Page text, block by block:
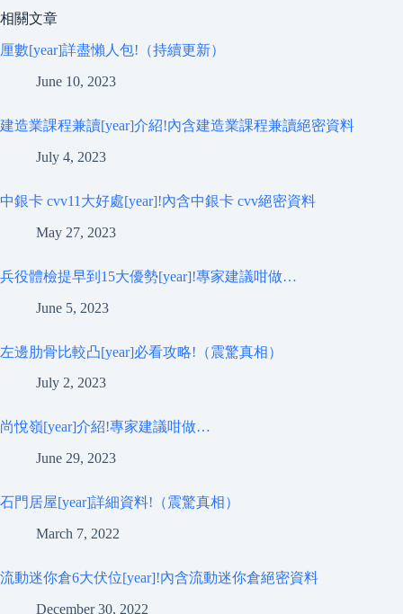
相關文章
厘數[year]詳盡懶人包!（持續更新）
June 10, 2023
建造業課程兼讀[year]介紹!內含建造業課程兼讀絕密資料
July 4, 2023
中銀卡 cvv11大好處[year]!內含中銀卡 cvv絕密資料
May 27, 2023
兵役體檢提早到15大優勢[year]!專家建議咁做…
June 5, 2023
左邊肋骨比較凸[year]必看攻略!（震驚真相）
July 2, 2023
尚悅嶺[year]介紹!專家建議咁做…
June 29, 2023
石門居屋[year]詳細資料!（震驚真相）
March 7, 2022
流動迷你倉6大伏位[year]!內含流動迷你倉絕密資料
December 30, 2022